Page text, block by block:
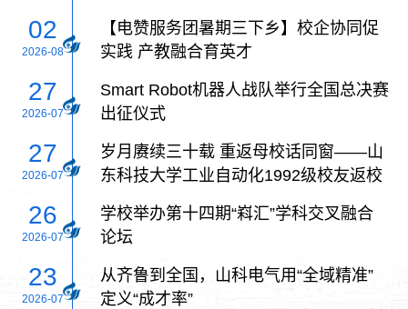
02
2026-08
【电赞服务团暑期三下乡】校企协同促
实践 产教融合育英才
27
2026-07
Smart Robot机器人战队举行全国总决赛
出征仪式
27
2026-07
岁月赓续三十载 重返母校话同窗——山
东科技大学工业自动化1992级校友返校
26
2026-07
学校举办第十四期“嵙汇”学科交叉融合
论坛
23
2026-07
从齐鲁到全国，山科电气用“全域精准”
定义“成才率”